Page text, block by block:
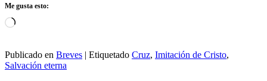
Me gusta esto:
Cargando...
Publicado en Breves | Etiquetado Cruz, Imitación de Cristo,
Salvación eterna